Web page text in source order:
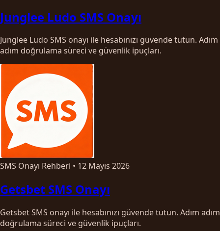
Junglee Ludo SMS Onayı
Junglee Ludo SMS onayı ile hesabınızı güvende tutun. Adım
adım doğrulama süreci ve güvenlik ipuçları.
SMS Onayı Rehberi • 12 Mayıs 2026
Getsbet SMS Onayı
Getsbet SMS onayı ile hesabınızı güvende tutun. Adım adım
doğrulama süreci ve güvenlik ipuçları.